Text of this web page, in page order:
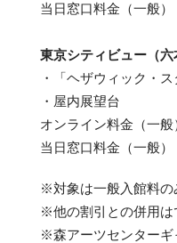
当日窓口料金（一般
東京シティビュー（六
・「ヘザウィック・
・屋内展望台
オンライン料金（一
当日窓口料金（一般
※対象は一般入館料の
※他の割引との併用は
※森アーツセンターギ